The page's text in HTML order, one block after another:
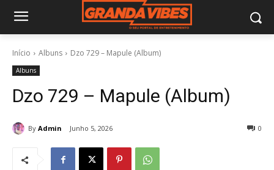
Início Albuns Dzo 729 – Mapule (Album)
Albuns
Dzo 729 – Mapule (Album)
By Admin Junho 5, 2026 0